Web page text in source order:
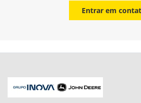
Entrar em